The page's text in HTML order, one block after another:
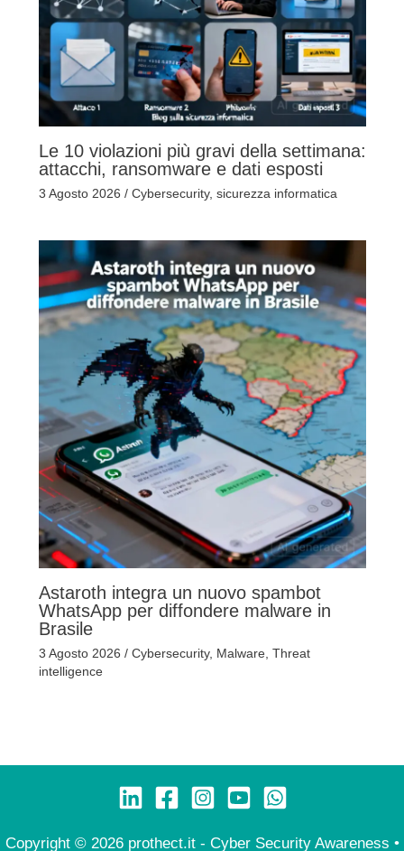
Le 10 violazioni più gravi della settimana:
attacchi, ransomware e dati esposti
3 Agosto 2026 / Cybersecurity, sicurezza informatica
Astaroth integra un nuovo spambot
WhatsApp per diffondere malware in
Brasile
3 Agosto 2026 / Cybersecurity, Malware, Threat
intelligence
Copyright © 2026 prothect.it - Cyber Security Awareness •